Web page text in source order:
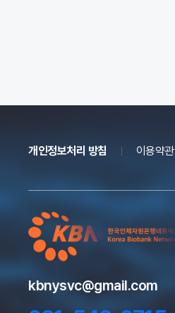
개인정보처리 방침 이용약관
kbnysvc@gmail.com